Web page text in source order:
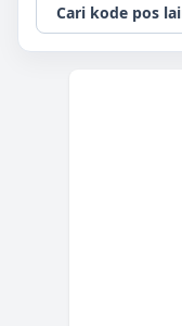
Cari kode pos